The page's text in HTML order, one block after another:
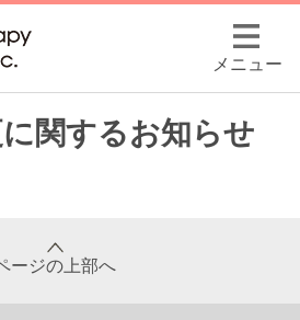
メニュー
関するお知らせ
ージの上部へ